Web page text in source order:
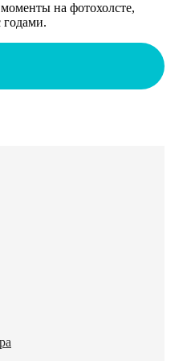
на фотохолсте,
годами.